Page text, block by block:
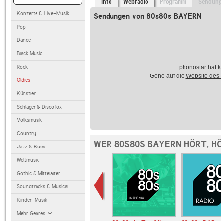
Konzerte & Live-Musik
Pop
Dance
Black Music
Rock
Oldies
Künstler
Schlager & Discofox
Volksmusik
Country
Jazz & Blues
Weltmusik
Gothic & Mittelalter
Soundtracks & Musical
Kinder-Musik
Mehr Genres
Info Webradio Programm
Sendungen von 80s80s BAYERN
phonostar hat
Gehe auf die Website des
WER 80S80S BAYERN HÖRT,